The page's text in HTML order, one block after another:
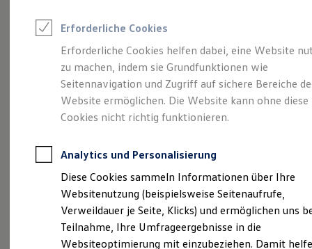
Saisonangebote
Leasing
Leasing-Angebote
Gebrauchtwagen Leasing
Junge Gebrauchtwagen-Leasing
Elektroauto Leasing
Kleinwagen-Leasing
Leasing ohne Anzahlung
Autokredit mit Schlussrate
Versicherungen und Garantien
Kfz-Versicherung
Restschuldversicherungen
Garantien
Wartungsverträge
Geschäftskunden
Professional Class bei Volkswagen
Ihr Begleiter für Alltag
und Freizeit. Der T-
Cross.
Erforderliche Cookies
Erforderliche Cookies helfen dabei, eine Website
zu machen, indem sie Grundfunktionen wie
Seitennavigation und Zugriff auf sichere Bereiche
Website ermöglichen. Die Website kann ohne diese
Cookies nicht richtig funktionieren.
Analytics und Personalisierung
Diese Cookies sammeln Informationen über Ihre
Websitenutzung (beispielsweise Seitenaufrufe,
Verweildauer je Seite, Klicks) und ermöglichen uns
Teilnahme, Ihre Umfrageergebnisse in die
Websiteoptimierung mit einzubeziehen. Damit